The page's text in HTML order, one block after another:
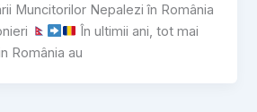
Muncitorilor Nepalezi în România
În ultimii ani, tot mai
România au